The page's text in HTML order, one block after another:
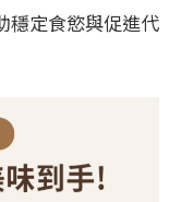
穩定食慾與促進代